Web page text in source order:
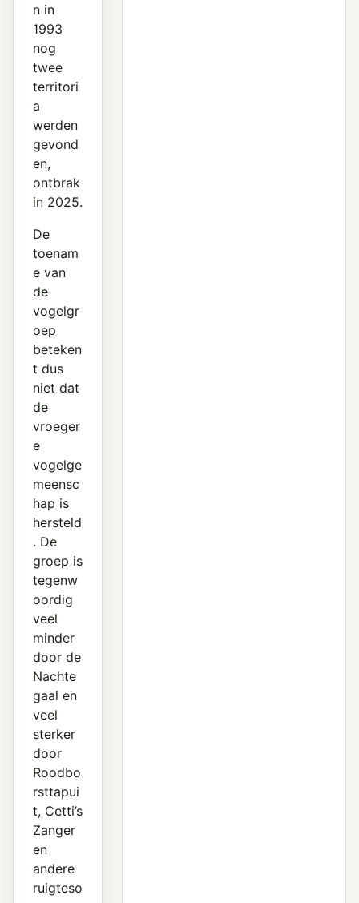
n in
1993
nog
twee
territori
a
werden
gevond
en,
ontbrak
in 2025.
De
toenam
e van
de
vogelgr
oep
beteken
t dus
niet dat
de
vroeger
e
vogelge
meensc
hap is
hersteld
. De
groep is
tegenw
oordig
veel
minder
door de
Nachte
gaal en
veel
sterker
door
Roodbo
rsttapui
t, Cetti’s
Zanger
en
andere
ruigteso